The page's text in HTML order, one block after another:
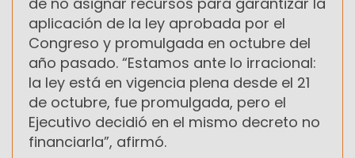
aplicación de la ley aprobada por el
Congreso y promulgada en octubre del
año pasado. “Estamos ante lo irracional:
la ley está en vigencia plena desde el 21
de octubre, fue promulgada, pero el
Ejecutivo decidió en el mismo decreto no
financiarla”, afirmó.